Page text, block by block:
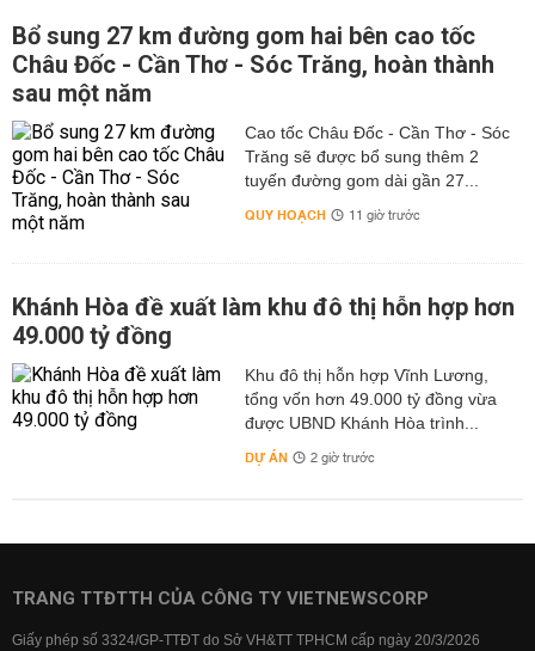
Bổ sung 27 km đường gom hai bên cao tốc
Châu Đốc - Cần Thơ - Sóc Trăng, hoàn thành
sau một năm
Cao tốc Châu Đốc - Cần Thơ - Sóc
Trăng sẽ được bổ sung thêm 2
tuyến đường gom dài gần 27...
QUY HOẠCH 11 giờ trước
Khánh Hòa đề xuất làm khu đô thị hỗn hợp hơn
49.000 tỷ đồng
Khu đô thị hỗn hợp Vĩnh Lương,
tổng vốn hơn 49.000 tỷ đồng vừa
được UBND Khánh Hòa trình...
DỰ ÁN 2 giờ trước
TRANG TTĐTTH CỦA CÔNG TY VIETNEWSCORP
Giấy phép số 3324/GP-TTĐT do Sở VH&TT TPHCM cấp ngày 20/3/2026